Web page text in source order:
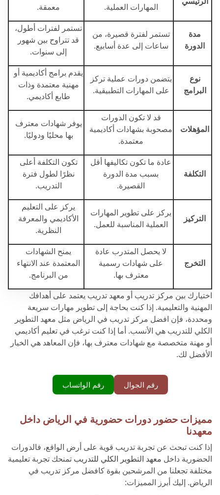
المهارات العملية.
معمقة.
مدة
الدورة
تستمر لفترة قصيرة، من
ساعات إلى عدة أسابيع.
تستمر لفترات أطول،
قد تتراوح بين شهور
إلى سنوات.
نوع
البرامج
يتضمن دورات عملية تركز
على المهارات التطبيقية.
يقدم برامج أكاديمية أو
مهنية معتمدة وذات
طابع أكاديمي.
المؤهلات
قد لا تكون الدورات
مصحوبة بشهادات أكاديمية
معتمدة.
يوفر شهادات معترف
بها محليًا ودوليًا.
التكلفة
عادة ما تكون تكاليفها أقل
بسبب مدة الدورة
القصيرة.
تكون التكلفة أعلى
نظرًا لطول فترة
التدريب.
التركيز
يركز على تطوير المهارات
العملية المناسبة للعمل.
يركز على التعليم
الأكاديمي والمعرفة
النظرية.
التخرج
لا يحصل المتدرب عادة
على شهادات رسمية
معترف بها.
يمنح الشهادات
المعتمدة عند الانتهاء
من البرنامج.
اختيارك بين مركز تدريب أو معهد تدريب يعتمد على أهدافك
المهنية والتعليمية. إذا كنت بحاجة إلى تطوير مهارات سريعة
ومحددة، فإن افضل مركز تدريب في الرياض مثل معهد التطوير
الكلي للتدريب هي الأنسب. أما إذا كنت ترغب في تعليم أكاديمي
أو مهنة متخصصة مع شهادات معترف بها، فإن المعاهد هي الخيار
الأفضل لك.
رقم الجوال رقم الواتساب
مميزات حضور دورات حضورية في الرياض داخل
معهدنا
إذا كنت تبحث عن تجربة تدريب قوية على أرض الواقع، فالدورات
الحضورية داخل معهد التطوير الكلي للتدريب تمنحك تجربة تعليمية
مختلفة تجعلنا من المرشحين بقوة كافضل مركز تدريب في
الرياض. إليك أبرز المميزات: